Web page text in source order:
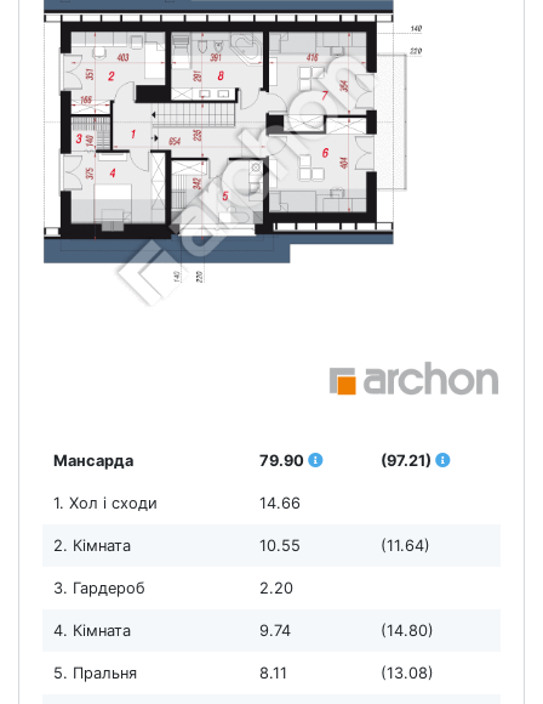
Мансарда 79.90 (97.21)
1. Хол і сходи 14.66
2. Кімната 10.55 (11.64)
3. Гардероб 2.20
4. Кімната 9.74 (14.80)
5. Пральня 8.11 (13.08)